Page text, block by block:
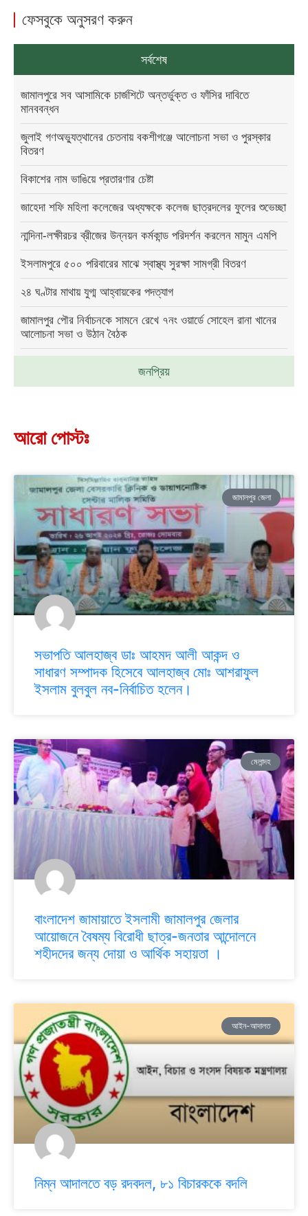
ফেসবুকে অনুসরণ করুন
সর্বশেষ
জনপ্রিয়
জামালপুরে সব আসামিকে চার্জশিটে অন্তর্ভুক্ত ও ফাঁসির দাবিতে
মানববন্ধন
জুলাই গণঅভ্যুত্থানের চেতনায় বকশীগঞ্জে আলোচনা সভা ও পুরস্কার
বিতরণ
বিকাশের নাম ভাঙিয়ে প্রতারণার চেষ্টা
জাহেদা শফি মহিলা কলেজের অধ্যক্ষকে কলেজ ছাত্রদলের ফুলের শুভেচ্ছা
নান্দিনা-লক্ষীরচর ব্রীজের উন্নয়ন কর্মকান্ড পরিদর্শন করলেন মামুন এমপি
ইসলামপুরে ৫০০ পরিবারের মাঝে স্বাস্থ্য সুরক্ষা সামগ্রী বিতরণ
২৪ ঘণ্টার মাথায় যুগ্ম আহ্বায়কের পদত্যাগ
জামালপুর পৌর নির্বাচনকে সামনে রেখে ৭নং ওয়ার্ডে সোহেল রানা খানের
আলোচনা সভা ও উঠান বৈঠক
আরো পোস্টঃ
জামালপুর জেলা
সভাপতি আলহাজ্ব ডাঃ আহমদ আলী আকন্দ ও
সাধারণ সম্পাদক হিসেবে আলহাজ্ব মোঃ আশরাফুল
ইসলাম বুলবুল নব-নির্বাচিত হলেন।
মেলান্দহ
বাংলাদেশ জামায়াতে ইসলামী জামালপুর জেলার
আয়োজনে বৈষম্য বিরোধী ছাত্র-জনতার আন্দোলনে
শহীদদের জন্য দোয়া ও আর্থিক সহায়তা ।
আইন-আদালত
নিম্ন আদালতে বড় রদবদল, ৮১ বিচারককে বদলি